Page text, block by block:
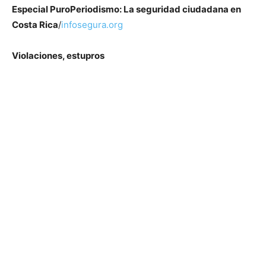
Especial PuroPeriodismo: La seguridad ciudadana en
Costa Rica/infosegura.org
Violaciones, estupros